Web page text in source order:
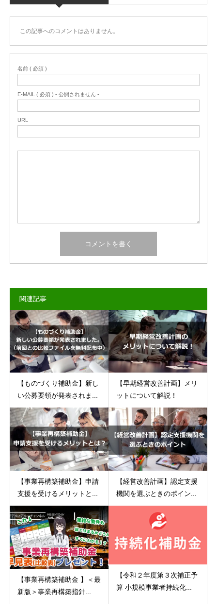
この記事へのコメントはありません。
名前 ( 必須 )
E-MAIL ( 必須 ) - 公開されません -
URL
関連記事
【ものづくり補助金】新し
い公募要領が発表されま...
【早期経営改善計画】メリ
ットについて解説！
【事業再構築補助金】申請
支援を受けるメリットと...
【経営改善計画】認定支援
機関を選ぶときのポイン...
【事業再構築補助金 】＜最
新版＞事業再構築指針...
【令和２年度第３次補正予
算 小規模事業者持続化...